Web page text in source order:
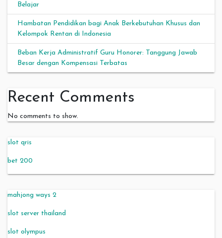
Belajar
Hambatan Pendidikan bagi Anak Berkebutuhan Khusus dan
Kelompok Rentan di Indonesia
Beban Kerja Administratif Guru Honorer: Tanggung Jawab
Besar dengan Kompensasi Terbatas
Recent Comments
No comments to show.
slot qris
bet 200
mahjong ways 2
slot server thailand
slot olympus